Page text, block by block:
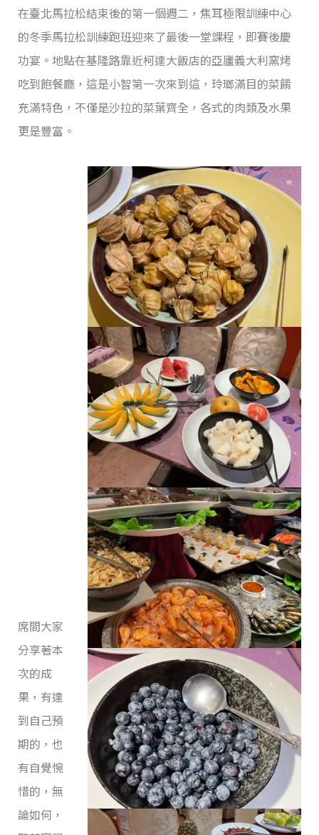
在臺北馬拉松結束後的第一個週二，焦耳極限訓練中心
的冬季馬拉松訓練跑班迎來了最後一堂課程，即賽後慶
功宴。地點在基隆路靠近柯達大飯店的亞廬義大利窯烤
吃到飽餐廳，這是小智第一次來到這，玲瑯滿目的菜餚
充滿特色，不僅是沙拉的菜葉齊全，各式的肉類及水果
更是豐富。
席間大家
分享著本
次的成
果，有達
到自己預
期的，也
有自覺惋
惜的，無
論如何，